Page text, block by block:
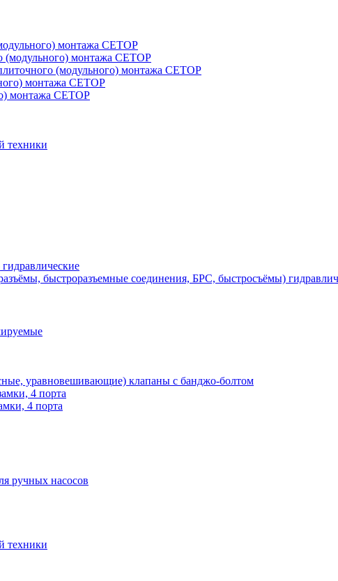
монтажа СЕТОР
(модульного) монтажа CETOP
(модульного) монтажа CETOP
монтажа CETOP
монтажа CETOP
техники
быстроразъемные соединения, БРС, быстросъёмы)
уравновешивающие) клапаны с банджо-болтом
4 порта
4 порта
ручных насосов
техники